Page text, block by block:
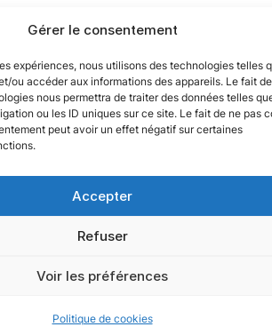
Gérer le consentement
expériences, nous utilisons des technologies telles
ou accéder aux informations des appareils. Le fait de
nous permettra de traiter des données telles
ou les ID uniques sur ce site. Le fait de ne pas
peut avoir un effet négatif sur certaines
Accepter
Refuser
Voir les préférences
Politique de cookies